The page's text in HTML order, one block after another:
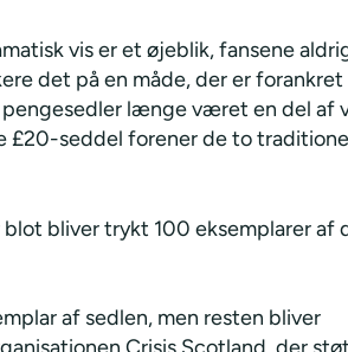
vis er et øjeblik, fansene
det på en måde, der er forankret
længe været en del af
£20-seddel forener de to
bliver trykt 100 eksemplarer af
af sedlen, men resten bliver